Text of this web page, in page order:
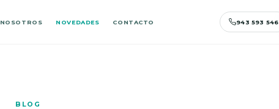
NOVEDADES CONTACTO 943 593 546
BLOG